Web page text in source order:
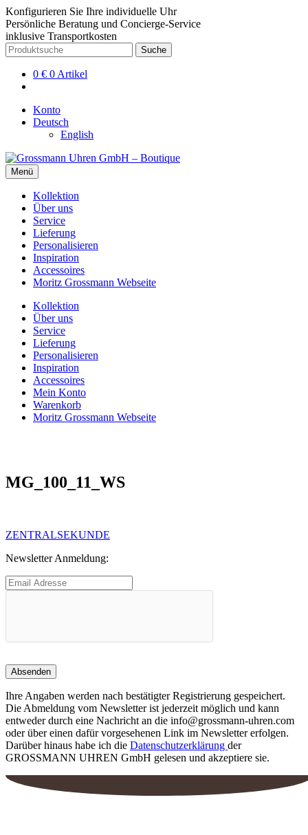
Konfigurieren Sie Ihre individuelle Uhr
Persönliche Beratung und Concierge-Service
inklusive Transportkosten
Zur
Navigation
springen
Zum
Inhalt
springen
Suche
nach:
Suche
0 € 0 Artikel
Konto
Deutsch
English
Menü
Kollektion
Über uns
Service
Lieferung
Personalisieren
Inspiration
Accessoires
Moritz Grossmann Webseite
Kollektion
Über uns
Service
Lieferung
Personalisieren
Inspiration
Accessoires
Mein Konto
Warenkorb
Moritz Grossmann Webseite
MG_100_11_WS
Beitragsnavigation
Vorheriger
ZENTRALSEKUNDE
Newsletter Anmeldung:
Ihre Angaben werden nach bestätigter Registrierung gespeichert.
Die Abmeldung vom Newsletter ist jederzeit möglich und kann
entweder durch eine Nachricht an die info@grossmann-uhren.com
oder über einen dafür vorgesehenen Link im Newsletter erfolgen.
Darüber hinaus habe ich die Datenschutzerklärung der
GROSSMANN UHREN GmbH gelesen und akzeptiere sie.